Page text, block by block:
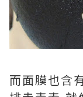
而面膜也含